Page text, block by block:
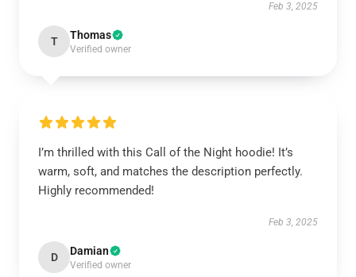
Feb 3, 2025
T Thomas
Verified owner
I’m thrilled with this Call of the Night hoodie! It’s
warm, soft, and matches the description perfectly.
Highly recommended!
Feb 3, 2025
D Damian
Verified owner